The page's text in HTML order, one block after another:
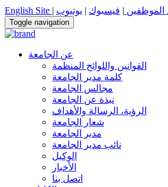
English Site | الموظفين | فيسبوك | يوتيوب
Toggle navigation
عن الجامعة
القوانين واللوائح المنظمة
كلمة مدير الجامعة
مجالس الجامعة
نبذة عن الجامعة
الرؤية، الرسالة والأهداف
شعار الجامعة
مدير الجامعة
نائب مدير الجامعة
الوكيل
الأخبار
اتصل بنا